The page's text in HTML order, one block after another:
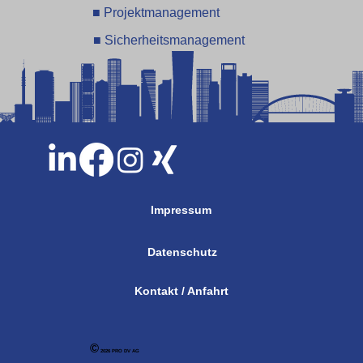
■ Projektmanagement
■ Sicherheitsmanagement
Impressum
Datenschutz
Kontakt / Anfahrt
© 2026 PRO DV AG